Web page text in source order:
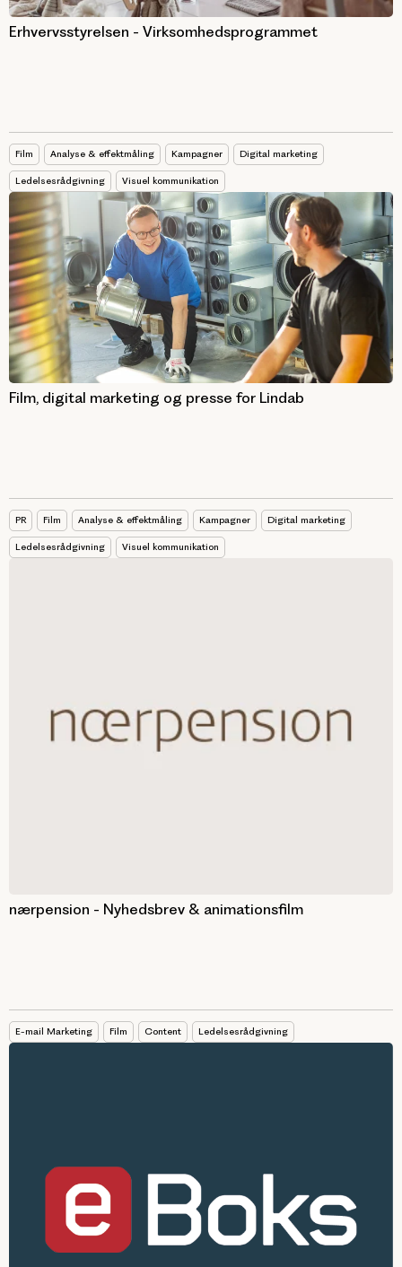
Erhvervsstyrelsen - Virksomhedsprogrammet
Film Analyse & effektmåling Kampagner Digital marketing
Ledelsesrådgivning Visuel kommunikation
Film, digital marketing og presse for Lindab
PR Film Analyse & effektmåling Kampagner Digital marketing
Ledelsesrådgivning Visuel kommunikation
nærpension - Nyhedsbrev & animationsfilm
E-mail Marketing Film Content Ledelsesrådgivning